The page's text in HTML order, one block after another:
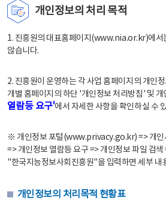
개인정보의 처리 목적
1. 진흥원의 대표홈페이지(www.nia.or.kr)에서
않습니다.
2. 진흥원이 운영하는 각 사업 홈페이지의 개인
개별 홈페이지의 하단 '개인정보 처리방침' 및 개
열람등 요구'에서 자세한 사항을 확인하실 수
※ 개인정보 포털(www.privacy.go.kr) => 개인
=> 개인정보 열람등 요구 => 개인정보 파일 검색
"한국지능정보사회진흥원"을 입력하면 세부 내
개인정보의 처리목적 현황표